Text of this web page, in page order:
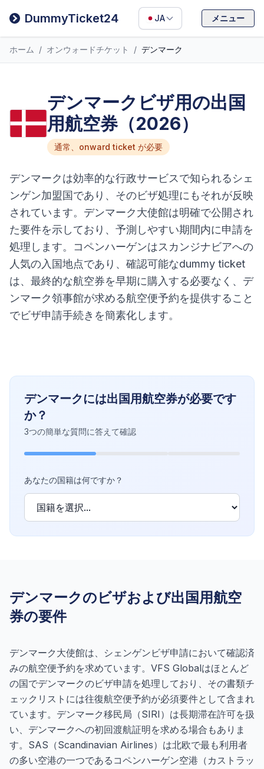
DummyTicket24 JA
Filipino
Deutsch
Español
メニュー
ホーム / オンウォードチケット / デンマーク
デンマークビザ用の出国
用航空券（2026）
通常、onward ticket が必要
デンマークは効率的な行政サービスで知られるシェ
ンゲン加盟国であり、そのビザ処理にもそれが反映
されています。デンマーク大使館は明確で公開され
た要件を示しており、予測しやすい期間内に申請を
処理します。コペンハーゲンはスカンジナビアへの
人気の入国地点であり、確認可能なdummy ticket
は、最終的な航空券を早期に購入する必要なく、デ
ンマーク領事館が求める航空便予約を提供すること
でビザ申請手続きを簡素化します。
デンマークには出国用航空券が必要です
か？
3つの簡単な質問に答えて確認
あなたの国籍は何ですか？
デンマークのビザおよび出国用航空
券の要件
デンマーク大使館は、シェンゲンビザ申請において確認済
みの航空便予約を求めています。VFS Globalはほとんど
の国でデンマークのビザ申請を処理しており、その書類チ
ェックリストには往復航空便予約が必須要件として含まれ
ています。デンマーク移民局（SIRI）は長期滞在許可を扱
い、デンマークへの初回渡航証明を求める場合もありま
す。SAS（Scandinavian Airlines）は北欧で最も利用者
の多い空港の一つであるコペンハーゲン空港（カストラッ